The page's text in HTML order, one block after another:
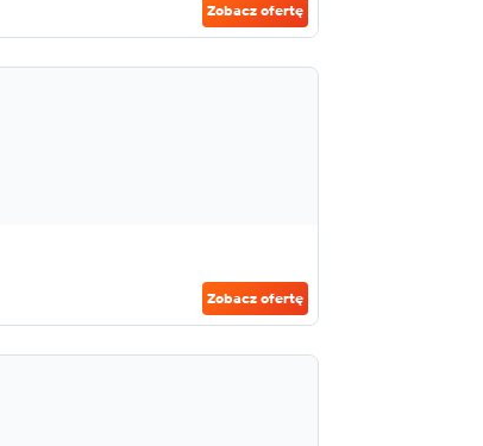
Zobacz ofertę
Zobacz ofertę